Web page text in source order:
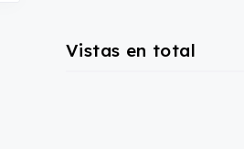
Vistas en total